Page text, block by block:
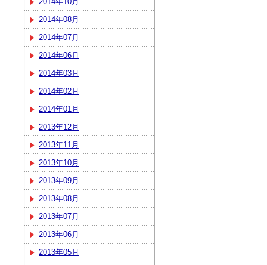
2014年08月
2014年07月
2014年06月
2014年03月
2014年02月
2014年01月
2013年12月
2013年11月
2013年10月
2013年09月
2013年08月
2013年07月
2013年06月
2013年05月